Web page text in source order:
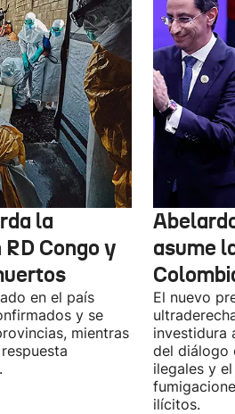
la
Congo y
en el país
y se
mientras
asume
El nuevo
investidura
del diálogo
ilegales y
ilícitos.